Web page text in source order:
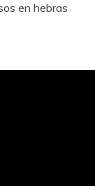
en hebras